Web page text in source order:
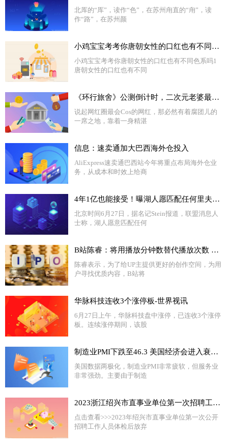
北厍的“厍”，读作“色”，在苏州甪直的“甪”，读
作“路”，在苏州颜
小鸡宝宝考考你唐朝女性的口红也有不同色系吗 快讯
小鸡宝宝考考你唐朝女性的口红也有不同色系吗1
唐朝女性的口红也有不同
《环行旅舍》公测倒计时，二次元老婆最多的游戏，终于来了！
说起网红圈最会Cos的网红，那必然有着腐团儿的
一席之地，靠着一身精湛
信息：速卖通加大巴西海外仓投入
AliExpress速卖通巴西站今年将重点布局海外仓业
务，从成本和时效上给商
4年1亿也能接受！曝湖人愿匹配任何里夫斯报价：为何仍准备替代者
北京时间6月27日，据名记Stein报道，联盟消息人
士称，湖人愿意匹配任何
B站陈睿：将用播放分钟数替代播放次数 消弭视频数据水分
陈睿表示，为了给UP主提供更好的创作空间，为用
户寻找优质内容，B站将
华脉科技连收3个涨停板-世界视讯
6月27日上午，华脉科技盘中涨停，已连收3个涨停
板。连续涨停期间，该股
制造业PMI下跌至46.3 美国经济会进入衰退吗？
美国数据两极化，制造业PMI非常疲软，但服务业
非常强劲。主要由于制造
2023浙江绍兴市直事业单位第一次招聘工作人员体检后放弃、递补人员名单名单（二）
点击查看>>>2023年绍兴市直事业单位第一次公开
招聘工作人员体检后放弃